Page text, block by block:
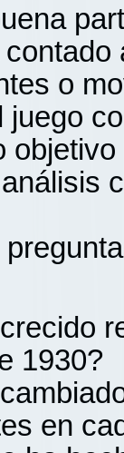
o
juego
1930?
en